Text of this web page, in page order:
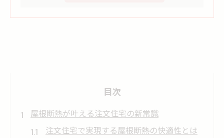
目次
屋根断熱が叶える注文住宅の新常識
注文住宅で実現する屋根断熱の快適性とは